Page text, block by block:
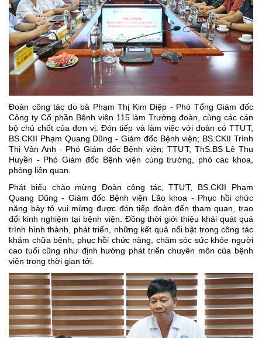
Đoàn công tác do bà Phạm Thị Kim Diệp - Phó Tổng Giám đốc
Công ty Cổ phần Bệnh viện 115 làm Trưởng đoàn, cùng các cán
bộ chủ chốt của đơn vị. Đón tiếp và làm việc với đoàn có TTƯT,
BS.CKII Phạm Quang Dũng - Giám đốc Bệnh viện; BS.CKII Trình
Thị Vân Anh - Phó Giám đốc Bệnh viện; TTƯT, ThS.BS Lê Thu
Huyền - Phó Giám đốc Bệnh viện cùng trưởng, phó các khoa,
phòng liên quan.
Phát biểu chào mừng Đoàn công tác, TTƯT, BS.CKII Phạm
Quang Dũng - Giám đốc Bệnh viện Lão khoa - Phục hồi chức
năng bày tỏ vui mừng được đón tiếp đoàn đến tham quan, trao
đổi kinh nghiệm tại bệnh viện. Đồng thời giới thiệu khái quát quá
trình hình thành, phát triển, những kết quả nổi bật trong công tác
khám chữa bệnh, phục hồi chức năng, chăm sóc sức khỏe người
cao tuổi cũng như định hướng phát triển chuyên môn của bệnh
viện trong thời gian tới.